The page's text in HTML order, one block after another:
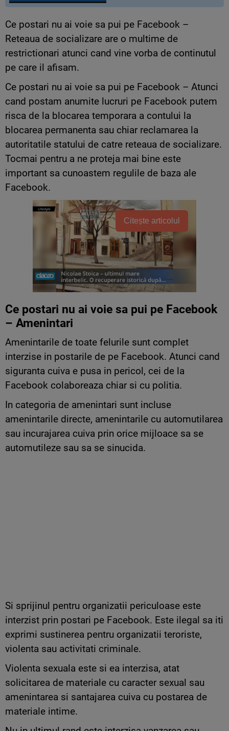
Ce postari nu ai voie sa pui pe Facebook –
Reteaua de socializare are o multime de
restrictionari atunci cand vine vorba de continutul
pe care il afisam.
Ce postari nu ai voie sa pui pe Facebook – Atunci
cand postam anumite lucruri pe Facebook putem
risca de la blocarea temporara a contului la
blocarea permanenta sau chiar reclamarea la
autoritatile statului de catre reteaua de socializare.
Tocmai pentru a ne proteja mai bine este
important sa cunoastem regulile de baza ale
Facebook.
Citește articolul
Ce postari nu ai voie sa pui pe Facebook
– Amenintari
Amenintarile de toate felurile sunt complet
interzise in postarile de pe Facebook. Atunci cand
siguranta cuiva e pusa in pericol, cei de la
Facebook colaboreaza chiar si cu politia.
In categoria de amenintari sunt incluse
amenintarile directe, amenintarile cu automutilarea
sau incurajarea cuiva prin orice mijloace sa se
automutileze sau sa se sinucida.
Si sprijinul pentru organizatii periculoase este
interzist prin postari pe Facebook. Este ilegal sa iti
exprimi sustinerea pentru organizatii teroriste,
violenta sau activitati criminale.
Violenta sexuala este si ea interzisa, atat
solicitarea de materiale cu caracter sexual sau
amenintarea si santajarea cuiva cu postarea de
materiale intime.